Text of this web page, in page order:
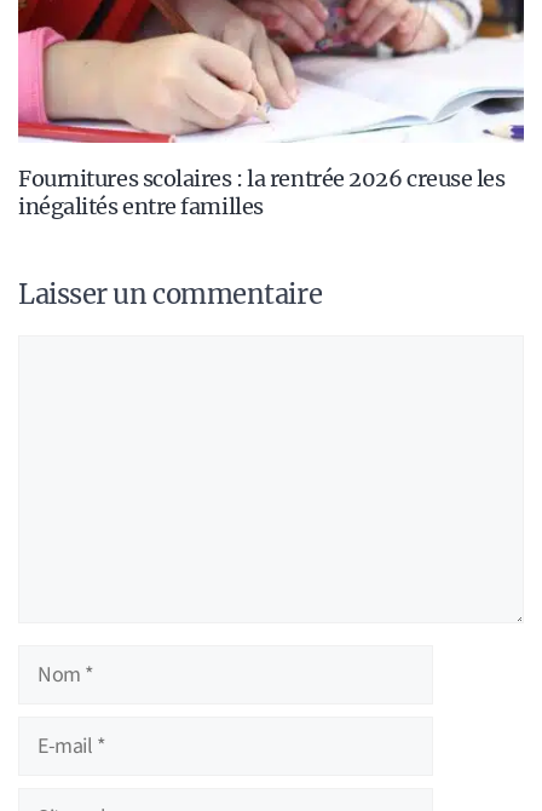
Fournitures scolaires : la rentrée 2026 creuse les
inégalités entre familles
Laisser un commentaire
Nom
Site